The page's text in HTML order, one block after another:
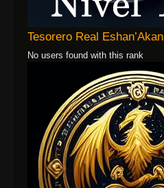
Tesorero Real Eshan’Akan
No users found with this rank